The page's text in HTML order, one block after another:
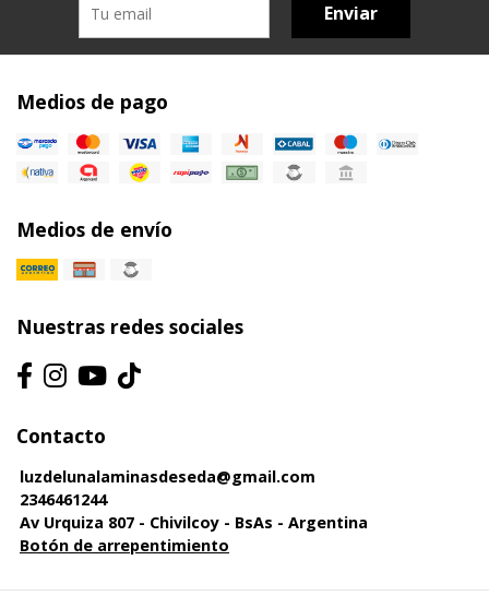
Enviar
Medios de pago
Medios de envío
Nuestras redes sociales
Contacto
luzdelunalaminasdeseda@gmail.com
2346461244
Av Urquiza 807 - Chivilcoy - BsAs - Argentina
Botón de arrepentimiento